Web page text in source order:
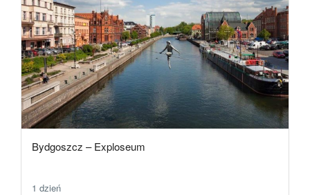
Bydgoszcz – Exploseum
1 dzień